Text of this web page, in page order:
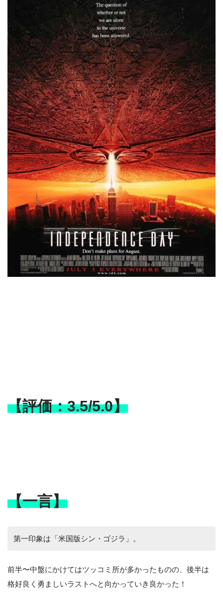
【評価：3.5/5.0】
【一言】
第一印象は「米国版シン・ゴジラ」。
前半〜中盤にかけてはツッコミ所が多かったものの、後半は
格好良く勇ましいラストへと向かっていき良かった！